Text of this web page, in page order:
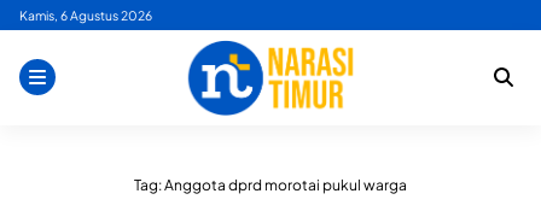
Skip
content
Kamis, 6 Agustus 2026
Tag:Anggota dprd morotai pukul warga